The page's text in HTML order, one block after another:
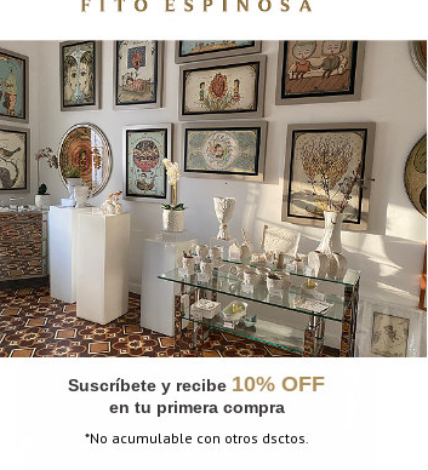
MUG GATO
Suscríbete y recibe 10% OFF
en tu primera compra
*No acumulable con otros dsctos.